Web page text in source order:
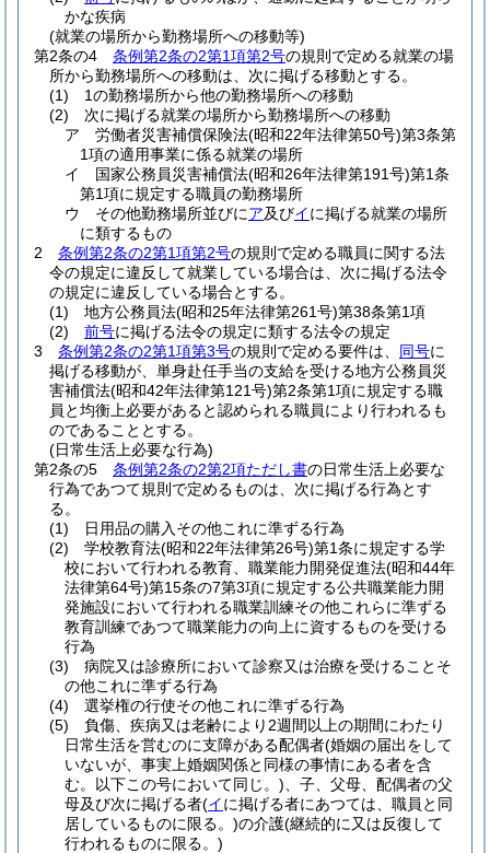
かな疾病
(就業の場所から勤務場所への移動等)
第2条の4
条例第2条の2第1項第2号の規則で定める就業の場
所から勤務場所への移動は、次に掲げる移動とする。
(1)
1の勤務場所から他の勤務場所への移動
(2)
次に掲げる就業の場所から勤務場所への移動
ア
労働者災害補償保険法(昭和22年法律第50号)第3条第
1項の適用事業に係る就業の場所
イ
国家公務員災害補償法(昭和26年法律第191号)第1条
第1項に規定する職員の勤務場所
ウ
その他勤務場所並びにア及びイに掲げる就業の場所
に類するもの
2
条例第2条の2第1項第2号の規則で定める職員に関する法
令の規定に違反して就業している場合は、次に掲げる法令
の規定に違反している場合とする。
(1)
地方公務員法(昭和25年法律第261号)第38条第1項
(2)
前号に掲げる法令の規定に類する法令の規定
3
条例第2条の2第1項第3号の規則で定める要件は、 同号に
掲げる移動が、単身赴任手当の支給を受ける地方公務員災
害補償法(昭和42年法律第121号)第2条第1項に規定する職
員と均衡上必要があると認められる職員により行われるも
のであることとする。
(日常生活上必要な行為)
第2条の5
条例第2条の2第2項ただし書の日常生活上必要な
行為であつて規則で定めるものは、次に掲げる行為とす
る。
(1)
日用品の購入その他これに準ずる行為
(2)
学校教育法(昭和22年法律第26号)第1条に規定する学
校において行われる教育、職業能力開発促進法(昭和44年
法律第64号)第15条の7第3項に規定する公共職業能力開
発施設において行われる職業訓練その他これらに準ずる
教育訓練であつて職業能力の向上に資するものを受ける
行為
(3)
病院又は診療所において診察又は治療を受けることそ
の他これに準ずる行為
(4)
選挙権の行使その他これに準ずる行為
(5)
負傷、疾病又は老齢により2週間以上の期間にわたり
日常生活を営むのに支障がある配偶者(婚姻の届出をして
いないが、事実上婚姻関係と同様の事情にある者を含
む。以下この号において同じ。) 、子、父母、配偶者の父
母及び次に掲げる者(イに掲げる者にあつては、職員と同
居しているものに限る。)の介護(継続的に又は反復して
行われるものに限る。)